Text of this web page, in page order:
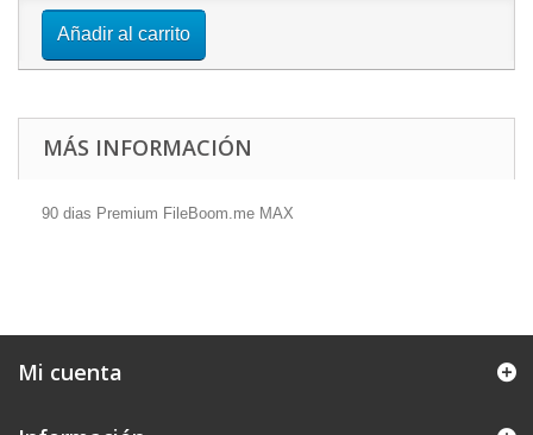
Añadir al carrito
MÁS INFORMACIÓN
90 dias Premium FileBoom.me MAX
Mi cuenta